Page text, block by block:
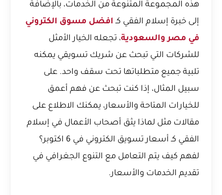
هذه المجموعة المتنوعة من الخدمات، بالإضافة
إلى خبرة إسلام الفقي كـ افضل مسوق الكتروني
في مصر والسعودية، تجعله الخيار الأمثل
للشركات التي تبحث عن شريك تسويقي يمكنه
تلبية جميع متطلباتها تحت سقف واحد. على
سبيل المثال، إذا كنت تبحث عن فهم أعمق
للخيارات المتاحة والأسعار، يمكنك الاطلاع على
مقالات مثل لماذا يثق أصحاب الأعمال في إسلام
الفقي كـ أسعار تسويق الكتروني في 6 اكتوبر؟
لفهم كيف يتم التعامل مع التنوع الجغرافي في
تقديم الخدمات والأسعار.